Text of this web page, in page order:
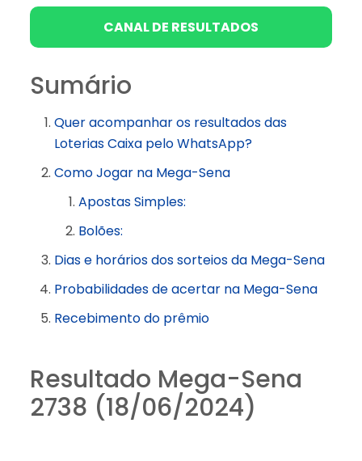
CANAL DE RESULTADOS
Sumário
Quer acompanhar os resultados das
Loterias Caixa pelo WhatsApp?
Como Jogar na Mega-Sena
Apostas Simples:
Bolões:
Dias e horários dos sorteios da Mega-Sena
Probabilidades de acertar na Mega-Sena
Recebimento do prêmio
Resultado Mega-Sena
2738 (18/06/2024)